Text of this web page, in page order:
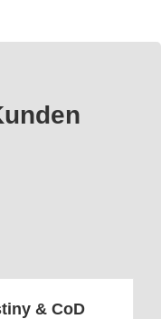
& CoD